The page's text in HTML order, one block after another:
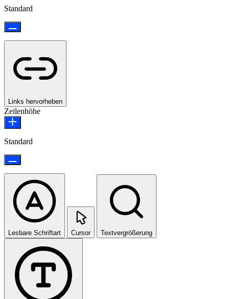
Standard
Links hervorheben
Zeilenhöhe
Standard
Lesbare Schriftart Cursor Textvergrößerung